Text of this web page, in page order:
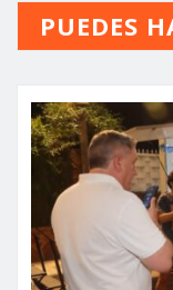
PUEDES